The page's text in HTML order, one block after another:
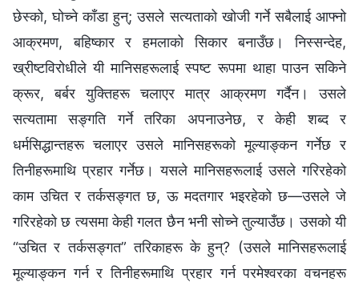
छेस्को, घोच्ने काँडा हुन्; उसले सत्यताको खोजी गर्ने सबैलाई आफ्नो
आक्रमण, बहिष्कार र हमलाको सिकार बनाउँछ। निस्सन्देह,
ख्रीष्टविरोधीले यी मानिसहरूलाई स्पष्ट रूपमा थाहा पाउन सकिने
क्रूर, बर्बर युक्तिहरू चलाएर मात्र आक्रमण गर्दैन। उसले
सत्यतामा सङ्गति गर्ने तरिका अपनाउनेछ, र केही शब्द र
धर्मसिद्धान्तहरू चलाएर उसले मानिसहरूको मूल्याङ्कन गर्नेछ र
तिनीहरूमाथि प्रहार गर्नेछ। यसले मानिसहरूलाई उसले गरिरहेको
काम उचित र तर्कसङ्गत छ, ऊ मदतगार भइरहेको छ—उसले जे
गरिरहेको छ त्यसमा केही गलत छैन भनी सोच्ने तुल्याउँछ। उसको यी
“उचित र तर्कसङ्गत” तरिकाहरू के हुन्? (उसले मानिसहरूलाई
मूल्याङ्कन गर्न र तिनीहरूमाथि प्रहार गर्न परमेश्‍वरका वचनहरू